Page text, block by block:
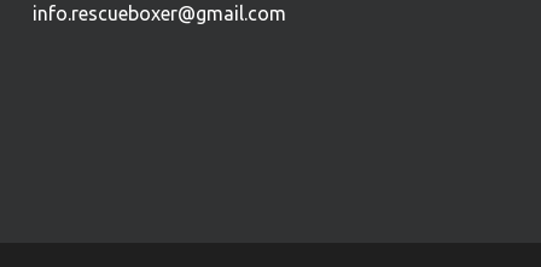
info.rescueboxer@gmail.com